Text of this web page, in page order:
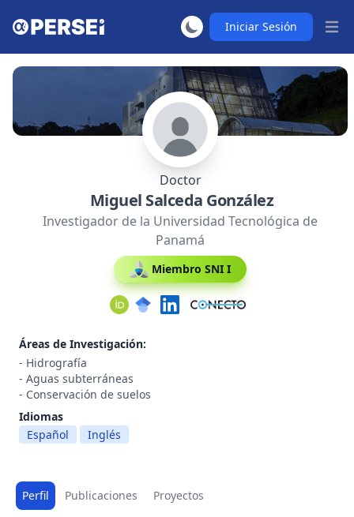
Iniciar Sesión Abrir
Doctor
Miguel Salceda González
Investigador de la Universidad Tecnológica de
Panamá
Miembro SNI I
Áreas de Investigación:
- Hidrografía
- Aguas subterráneas
- Conservación de suelos
Idiomas
Español
Inglés
Perfil Publicaciones Proyectos